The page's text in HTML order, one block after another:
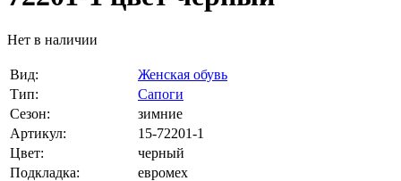
Нет в наличии
Вид:
Женская обувь
Тип:
Сапоги
Сезон:
зимние
Артикул:
15-72201-1
Цвет:
черный
Подкладка:
евромех